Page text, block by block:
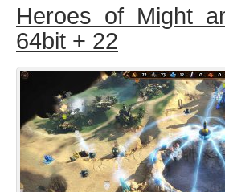
Heroes of Might
64bit + 22